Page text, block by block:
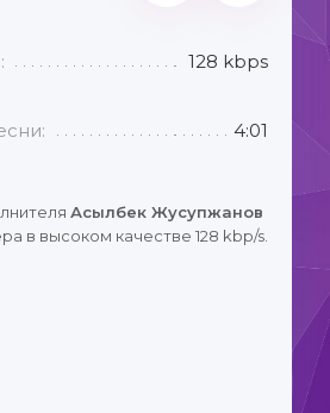
128 kbps
4:01
Асылбек Жусупжанов
в высоком качестве 128 kbp/s.